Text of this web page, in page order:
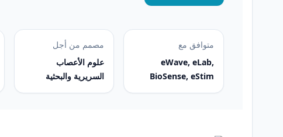
متوافق مع
eWave, eLab,
BioSense, eStim
مصمم من أجل
علوم الأعصاب
السريرية والبحثية